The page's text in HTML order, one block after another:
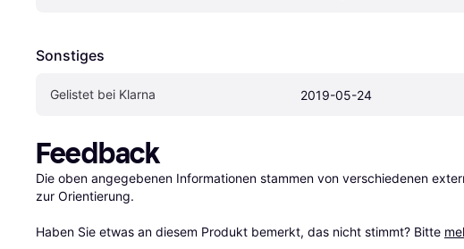
Sonstiges
Gelistet bei Klarna 2019-05-24
Feedback
Die oben angegebenen Informationen stammen von verschiedenen
zur Orientierung.
Haben Sie etwas an diesem Produkt bemerkt, das nicht stimmt? Bitte